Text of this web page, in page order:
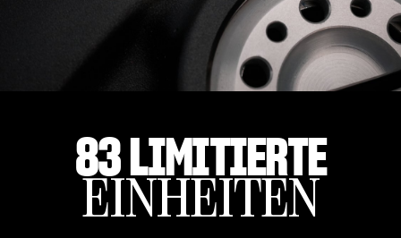
83 LIMITIERTE
EINHEITEN